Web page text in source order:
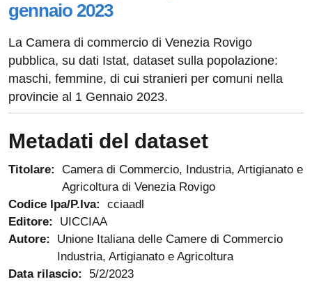
gennaio 2023
La Camera di commercio di Venezia Rovigo
pubblica, su dati Istat, dataset sulla popolazione:
maschi, femmine, di cui stranieri per comuni nella
provincie al 1 Gennaio 2023.
Metadati del dataset
Titolare:
Camera di Commercio, Industria, Artigianato e
Agricoltura di Venezia Rovigo
Codice Ipa/P.Iva:
cciaadl
Editore:
UICCIAA
Autore:
Unione Italiana delle Camere di Commercio
Industria, Artigianato e Agricoltura
Data rilascio:
5/2/2023